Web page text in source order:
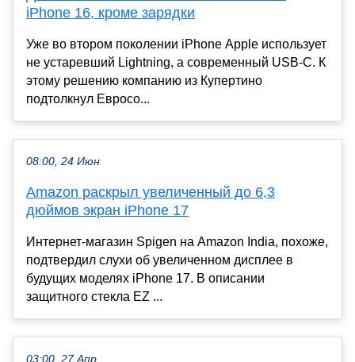
iPhone 16, кроме зарядки
Уже во втором поколении iPhone Apple использует
не устаревший Lightning, а современный USB-C. К
этому решению компанию из Купертино
подтолкнул Евросо...
08:00, 24 Июн
Amazon раскрыл увеличенный до 6,3
дюймов экран iPhone 17
Интернет-магазин Spigen на Amazon India, похоже,
подтвердил слухи об увеличенном дисплее в
будущих моделях iPhone 17. В описании
защитного стекла EZ ...
03:00, 27 Апр